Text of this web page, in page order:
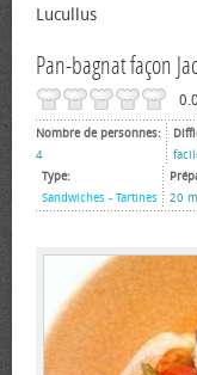
Lucullus
Pan-bagnat façon
Nombre de personnes:
4
Type:
Sandwiches - Tartines
20